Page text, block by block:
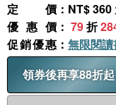
定價 ：NT$ 360
優惠價 ： 79折
促銷優惠 ： 無限閱
領券後再享88折起